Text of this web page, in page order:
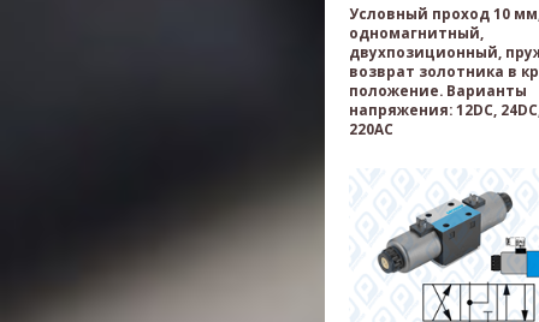
Условный проход 10
одномагнитный,
двухпозиционный,
возврат золотника в
положение. Варианты
напряжения: 12DC,
220AC